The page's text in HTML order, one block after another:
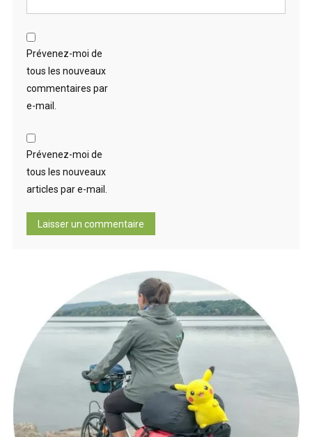
Prévenez-moi de
tous les nouveaux
commentaires par
e-mail.
Prévenez-moi de
tous les nouveaux
articles par e-mail.